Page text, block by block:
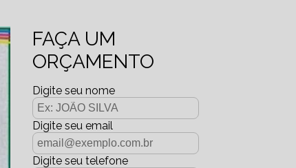
FAÇA UM
ORÇAMENTO
Digite seu nome
Digite seu email
Digite seu telefone